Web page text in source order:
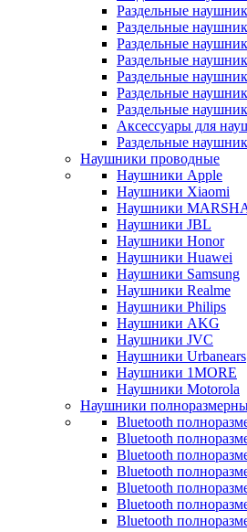
Раздельные
Раздельные
Раздельные
Раздельные
Раздельные
Раздельные
Раздельные
Аксессуары для
Раздельные
Наушники проводные
Наушники Apple
Наушники Xiaomi
Наушники
Наушники JBL
Наушники Honor
Наушники Huawei
Наушники Samsung
Наушники Realme
Наушники Philips
Наушники AKG
Наушники JVC
Наушники Urbanears
Наушники 1MORE
Наушники Motorola
Наушники
Bluetooth
Bluetooth
Bluetooth
Bluetooth
Bluetooth
Bluetooth
Bluetooth